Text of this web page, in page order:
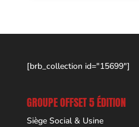
[brb_collection id="15699"]
GROUPE OFFSET 5 ÉDITION
Siège Social & Usine